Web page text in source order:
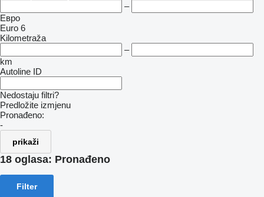
–
Евро
Euro 6
Kilometraža
–
km
Autoline ID
Nedostaju filtri?
Predložite izmjenu
Pronađeno:
-
prikaži
18 oglasa: Pronađeno
Filter